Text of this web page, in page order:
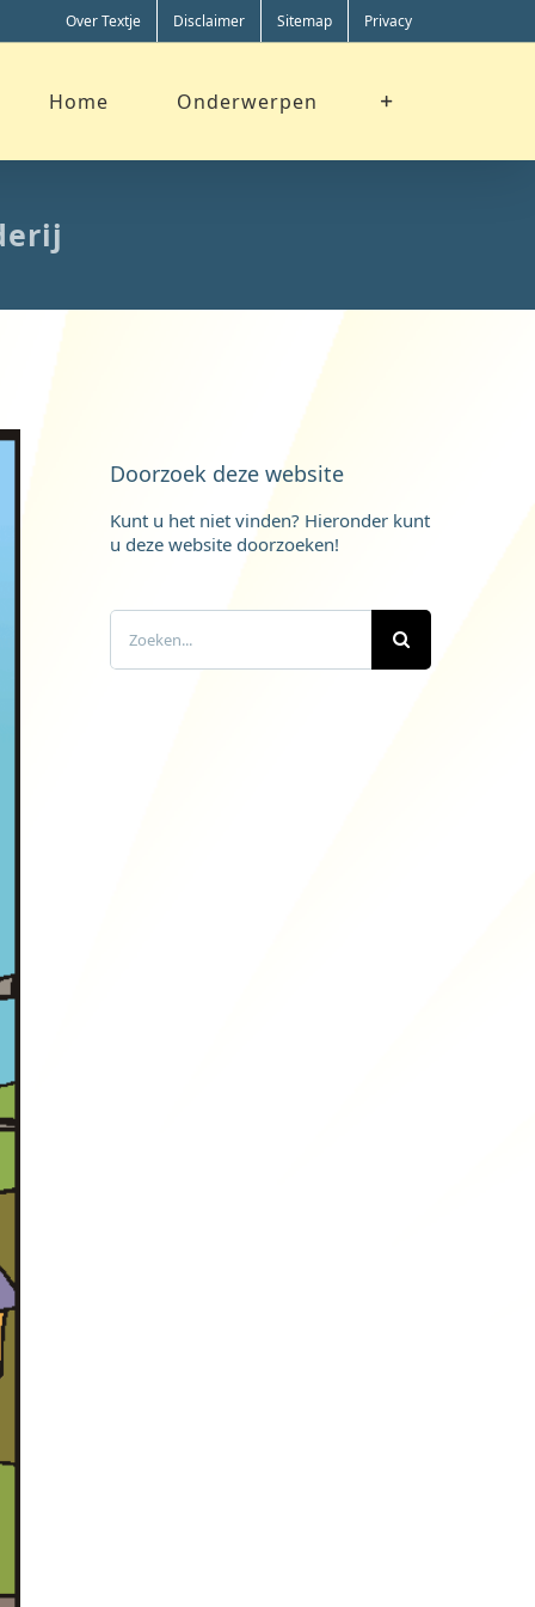
Over Textje Disclaimer Sitemap Privacy
Home Onderwerpen
Doorzoek deze website
Kunt u het niet vinden? Hieronder kunt
u deze website doorzoeken!
Zoeken
naar: